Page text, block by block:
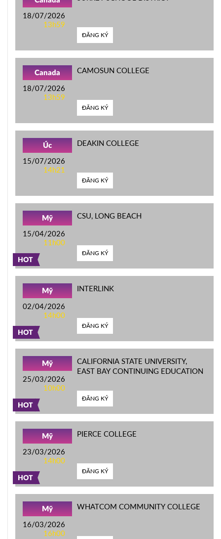
18/07/2026
13h59
ĐĂNG KÝ
Canada
18/07/2026
13h59
CAMOSUN COLLEGE
ĐĂNG KÝ
Úc
15/07/2026
14h21
DEAKIN COLLEGE
ĐĂNG KÝ
HOT
Mỹ
15/04/2026
11h00
CSU, LONG BEACH
ĐĂNG KÝ
HOT
Mỹ
02/04/2026
14h00
INTERLINK
ĐĂNG KÝ
HOT
Mỹ
25/03/2026
10h00
CALIFORNIA STATE UNIVERSITY,
EAST BAY CONTINUING EDUCATION
ĐĂNG KÝ
HOT
Mỹ
23/03/2026
14h00
PIERCE COLLEGE
ĐĂNG KÝ
Mỹ
16/03/2026
16h00
WHATCOM COMMUNITY COLLEGE